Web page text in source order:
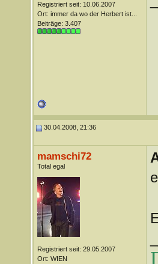
Registriert seit: 10.06.2007
Ort: immer da wo der Herbert ist...
Beiträge: 3.407
30.04.2008, 21:36
mamschi72
Total egal
Registriert seit: 29.05.2007
Ort: WIEN